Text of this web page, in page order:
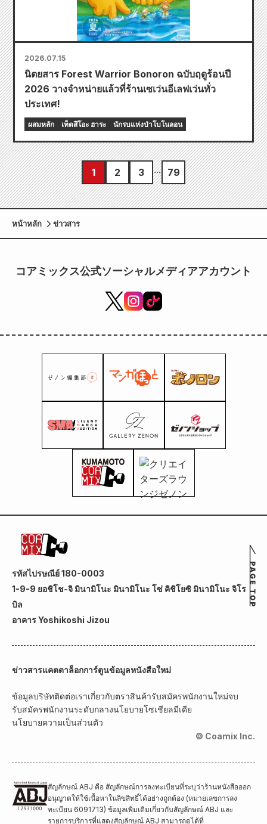
2026.07.15
นิตยสาร Forest Warrior Bonoron ฉบับฤดูร้อนปี
2026 วางจำหน่ายแล้วที่ร้านเซเว่นอีเลฟเว่นทั่ว
ประเทศ!
ผสมหลัก เท็ตสึโอะ ฮาระ นักรบแห่งป่าโบโนลอน
1 2 3 79
หน้าหลัก ข่าวสาร
コアミックス公式ソーシャルメディアアカウント
รหัสไปรษณีย์ 180-0003
1-9-9 ยอชิโช-จิ มินามิโนะ มินามิโนะ โซ่ คิชิโยซิ มินามิโนะ จิโร
บิล
อาคาร Yoshikoshi Jizou
ข่าวสารแคตตาล็อกการ์ตูนข้อมูลหนังสือใหม่
ข้อมูลบริษัทติดต่อเราเกี่ยวกับตราสินค้ารับสมัครพนักงานใหม่จบ
รับสมัครพนักงานระดับกลางนโยบายโซเชียลมีเดีย
นโยบายความเป็นส่วนตัว
© Coamix Inc.
สัญลักษณ์ ABJ คือ สัญลักษณ์การลงทะเบียนที่ระบุว่าร้านหนังสือออก
อนุญาตให้ใช้เนื้อหาในลิขสิทธิ์ได้อย่างถูกต้อง (หมายเลขการลง
ทะเบียน 6091713) ข้อมูลเพิ่มเติมเกี่ยวกับสัญลักษณ์ ABJ และ
รายการบริการที่แสดงสัญลักษณ์ ABJ สามารถดูได้ที่